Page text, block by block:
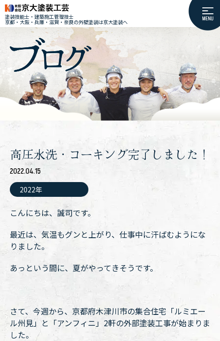
塗装技能士・建築施工管理技士
京都・大阪・兵庫・滋賀・奈良の外壁塗装は京大塗装へ
高圧水洗・コーキング完了しました！
2022.04.15
2022年
こんにちは、誠司です。
最近は、気温もグンと上がり、仕事中に汗ばむようにな
りました。
あっという間に、夏がやってきそうです。
さて、今週から、京都府木津川市の集合住宅「ルミエー
ル州見」と「アンフィニ」2軒の外部塗装工事が始まりま
した。